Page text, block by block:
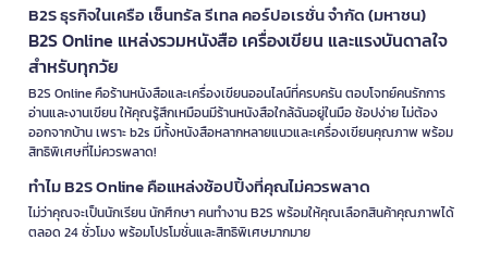
B2S ธุรกิจในเครือ เซ็นทรัล รีเทล คอร์ปอเรชั่น จำกัด (มหาชน)
B2S Online แหล่งรวมหนังสือ เครื่องเขียน และแรงบันดาลใจ
สำหรับทุกวัย
B2S Online คือร้านหนังสือและเครื่องเขียนออนไลน์ที่ครบครัน ตอบโจทย์คนรักการ
อ่านและงานเขียน ให้คุณรู้สึกเหมือนมีร้านหนังสือใกล้ฉันอยู่ในมือ ช้อปง่าย ไม่ต้อง
ออกจากบ้าน เพราะ b2s มีทั้งหนังสือหลากหลายแนวและเครื่องเขียนคุณภาพ พร้อม
สิทธิพิเศษที่ไม่ควรพลาด!
ทำไม B2S Online คือแหล่งช้อปปิ้งที่คุณไม่ควรพลาด
ไม่ว่าคุณจะเป็นนักเรียน นักศึกษา คนทำงาน B2S พร้อมให้คุณเลือกสินค้าคุณภาพได้
ตลอด 24 ชั่วโมง พร้อมโปรโมชั่นและสิทธิพิเศษมากมาย